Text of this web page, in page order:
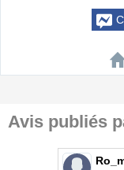
Avis publiés